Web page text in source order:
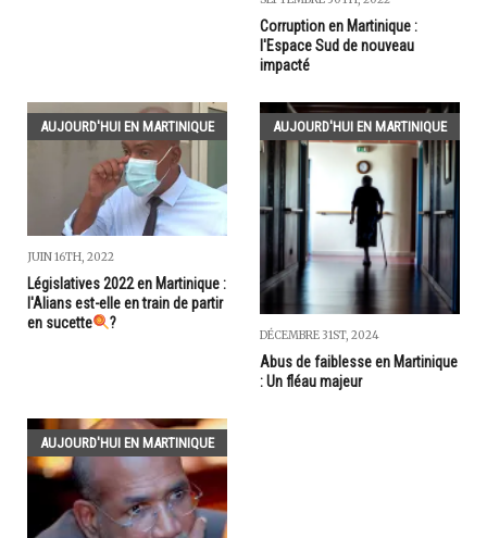
Corruption en Martinique :
l'Espace Sud de nouveau
impacté
AUJOURD'HUI EN MARTINIQUE
JUIN 16TH, 2022
Législatives 2022 en Martinique :
l'Alians est-elle en train de partir
en sucette
?
AUJOURD'HUI EN MARTINIQUE
DÉCEMBRE 31ST, 2024
Abus de faiblesse en Martinique
: Un fléau majeur
AUJOURD'HUI EN MARTINIQUE